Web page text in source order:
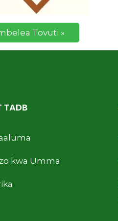
Tovuti »
TADB
kwa Umma